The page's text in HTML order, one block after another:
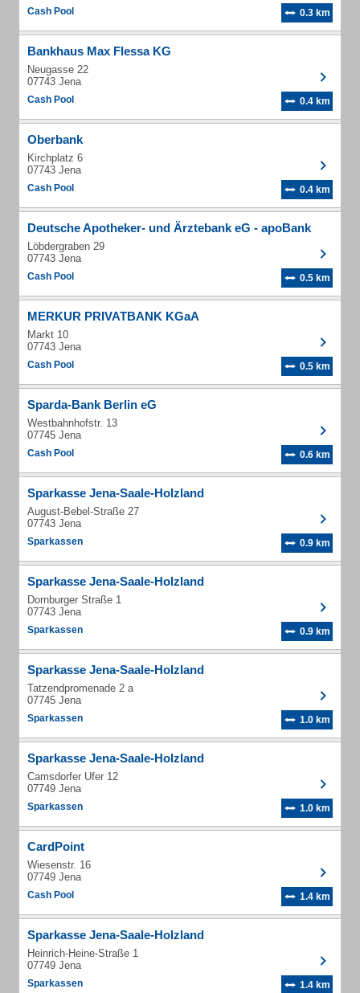
Cash Pool 0.3 km
Bankhaus Max Flessa KG
Neugasse 22
07743 Jena
Cash Pool 0.4 km
Oberbank
Kirchplatz 6
07743 Jena
Cash Pool 0.4 km
Deutsche Apotheker- und Ärztebank eG - apoBank
Löbdergraben 29
07743 Jena
Cash Pool 0.5 km
MERKUR PRIVATBANK KGaA
Markt 10
07743 Jena
Cash Pool 0.5 km
Sparda-Bank Berlin eG
Westbahnhofstr. 13
07745 Jena
Cash Pool 0.6 km
Sparkasse Jena-Saale-Holzland
August-Bebel-Straße 27
07743 Jena
Sparkassen 0.9 km
Sparkasse Jena-Saale-Holzland
Dornburger Straße 1
07743 Jena
Sparkassen 0.9 km
Sparkasse Jena-Saale-Holzland
Tatzendpromenade 2 a
07745 Jena
Sparkassen 1.0 km
Sparkasse Jena-Saale-Holzland
Camsdorfer Ufer 12
07749 Jena
Sparkassen 1.0 km
CardPoint
Wiesenstr. 16
07749 Jena
Cash Pool 1.4 km
Sparkasse Jena-Saale-Holzland
Heinrich-Heine-Straße 1
07749 Jena
Sparkassen 1.4 km